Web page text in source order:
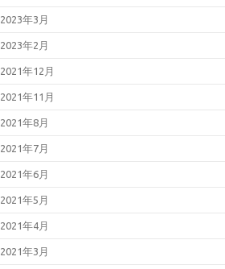
2023年3月
2023年2月
2021年12月
2021年11月
2021年8月
2021年7月
2021年6月
2021年5月
2021年4月
2021年3月